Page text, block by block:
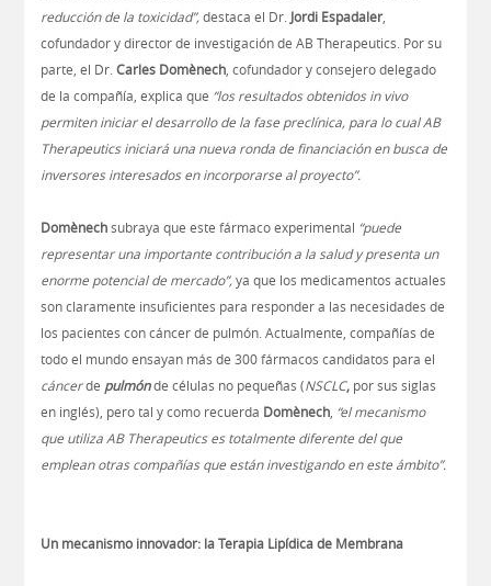
reducción de la toxicidad”,destaca el Dr. Jordi Espadaler
cofundador y director de investigación de AB Therapeutics. Por su
parte, el Dr.Carles Domènech , cofundador y consejero delegado
de la compañía, explica que “los resultados obtenidos in vivo
permiten iniciar el desarrollo de la fase preclínica, para lo cual AB
Therapeutics iniciará una nueva ronda de financiación en busca de
inversores interesados en incorporarse al proyecto”.
Domènechsubraya que este fármaco experimental “puede
representar una importante contribución a la salud y presenta un
enorme potencial de mercado”,ya que los medicamentos actuales
son claramente insuficientes para responder a las necesidades de
los pacientes con cáncer de pulmón. Actualmente, compañías de
todo el mundo ensayan más de 300 fármacos candidatos para el
cáncerde pulmónde células no pequeñas (NSCLC, por sus siglas
en inglés), pero tal y como recuerda Domènech “el mecanismo
que utiliza AB Therapeutics es totalmente diferente del que
emplean otras compañías que están investigando en este ámbito”.
Un mecanismo innovador: la Terapia Lipídica de Membrana